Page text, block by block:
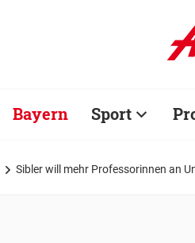
Bayern Sport
Sibler will mehr Professorinnen an